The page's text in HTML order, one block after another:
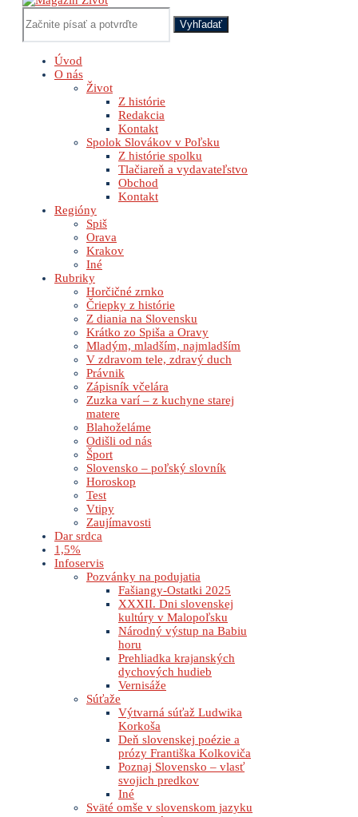
Vyhľadať
Úvod
O nás
Život
Z histórie
Redakcia
Kontakt
Spolok Slovákov v Poľsku
Z histórie spolku
Tlačiareň a vydavateľstvo
Obchod
Kontakt
Regióny
Spiš
Orava
Krakov
Iné
Rubriky
Horčičné zrnko
Čriepky z histórie
Z diania na Slovensku
Krátko zo Spiša a Oravy
Mladým, mladším, najmladším
V zdravom tele, zdravý duch
Právnik
Zápisník včelára
Zuzka varí – z kuchyne starej
matere
Blahoželáme
Odišli od nás
Šport
Slovensko – poľský slovník
Horoskop
Test
Vtipy
Zaujímavosti
Dar srdca
1,5%
Infoservis
Pozvánky na podujatia
Fašiangy-Ostatki 2025
XXXII. Dni slovenskej
kultúry v Malopoľsku
Národný výstup na Babiu
horu
Prehliadka krajanských
dychových hudieb
Vernisáže
Súťaže
Výtvarná súťaž Ludwika
Korkoša
Deň slovenskej poézie a
prózy Františka Kolkoviča
Poznaj Slovensko – vlasť
svojich predkov
Iné
Sväté omše v slovenskom jazyku